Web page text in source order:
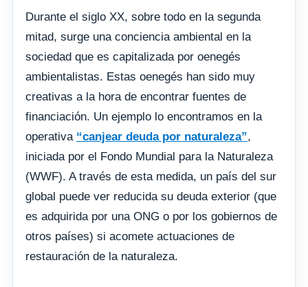
Durante el siglo XX, sobre todo en la segunda
mitad, surge una conciencia ambiental en la
sociedad que es capitalizada por oenegés
ambientalistas. Estas oenegés han sido muy
creativas a la hora de encontrar fuentes de
financiación. Un ejemplo lo encontramos en la
operativa “canjear deuda por naturaleza”,
iniciada por el Fondo Mundial para la Naturaleza
(WWF). A través de esta medida, un país del sur
global puede ver reducida su deuda exterior (que
es adquirida por una ONG o por los gobiernos de
otros países) si acomete actuaciones de
restauración de la naturaleza.